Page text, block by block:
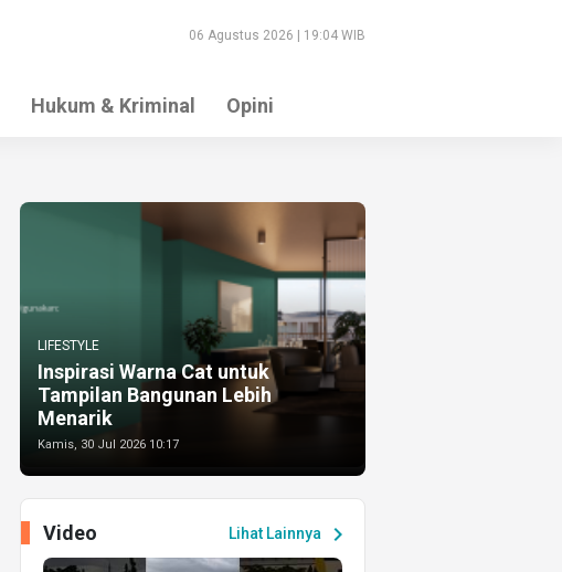
06 Agustus 2026 | 19:04 WIB
Hukum & Kriminal Opini
LIFESTYLE
Inspirasi Warna Cat untuk
Tampilan Bangunan Lebih
Menarik
Kamis, 30 Jul 2026 10:17
Lihat Lainnya chevron_right
Video